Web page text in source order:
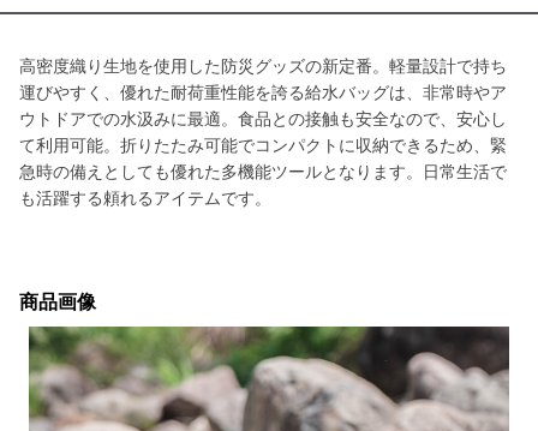
高密度織り生地を使用した防災グッズの新定番。軽量設計で持ち
運びやすく、優れた耐荷重性能を誇る給水バッグは、非常時やア
ウトドアでの水汲みに最適。食品との接触も安全なので、安心し
て利用可能。折りたたみ可能でコンパクトに収納できるため、緊
急時の備えとしても優れた多機能ツールとなります。日常生活で
も活躍する頼れるアイテムです。
商品画像